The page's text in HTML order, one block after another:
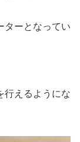
ターとなってい
行えるようにな